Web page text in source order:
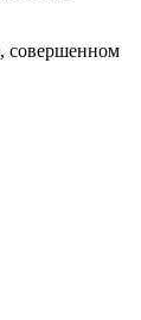
совершенном